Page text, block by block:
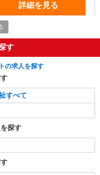
詳細を見る
カルケア事業部/博多オフィ
あり or 経験者
経験者：時
研修・未経験：時給1,320
経験者：時給1,350円〜 ◆介
3ヶ月以上 ※
【最寄駅】JR香椎線「海ノ
詳細を見る
カルケア事業部/博多オフィ
す
の求人を探す
すべて
探す